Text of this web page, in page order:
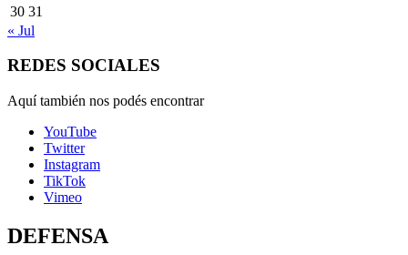
30 31
« Jul
REDES SOCIALES
Aquí también nos podés encontrar
YouTube
Twitter
Instagram
TikTok
Vimeo
DEFENSA